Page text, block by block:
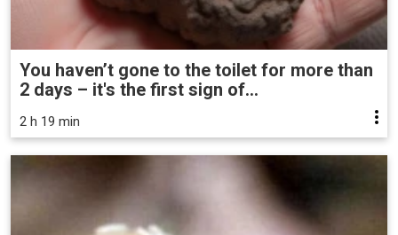
You haven’t gone to the toilet for more than
2 days – it's the first sign of...
2 h 19 min